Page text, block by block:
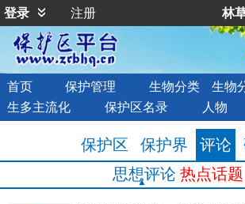
登录 注册 林
首页 保护管理 生物分类 生物
生多主流化
保护区名录 人物
保护区 保护界 评论
思想评论 热点话题